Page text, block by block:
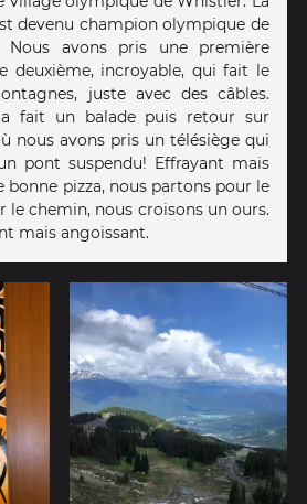
devenu champion olympique de
Nous avons pris une première
deuxième, incroyable, qui fait le
juste avec des câbles.
fait un balade puis retour sur
nous avons pris un télésiège qui
pont suspendu! Effrayant mais
bonne pizza, nous partons pour le
le chemin, nous croisons un ours.
mais angoissant.